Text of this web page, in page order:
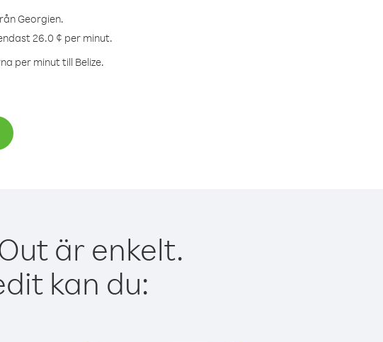
Georgien.
26.0 ¢ per minut.
per minut till Belize.
är enkelt.
kan du: